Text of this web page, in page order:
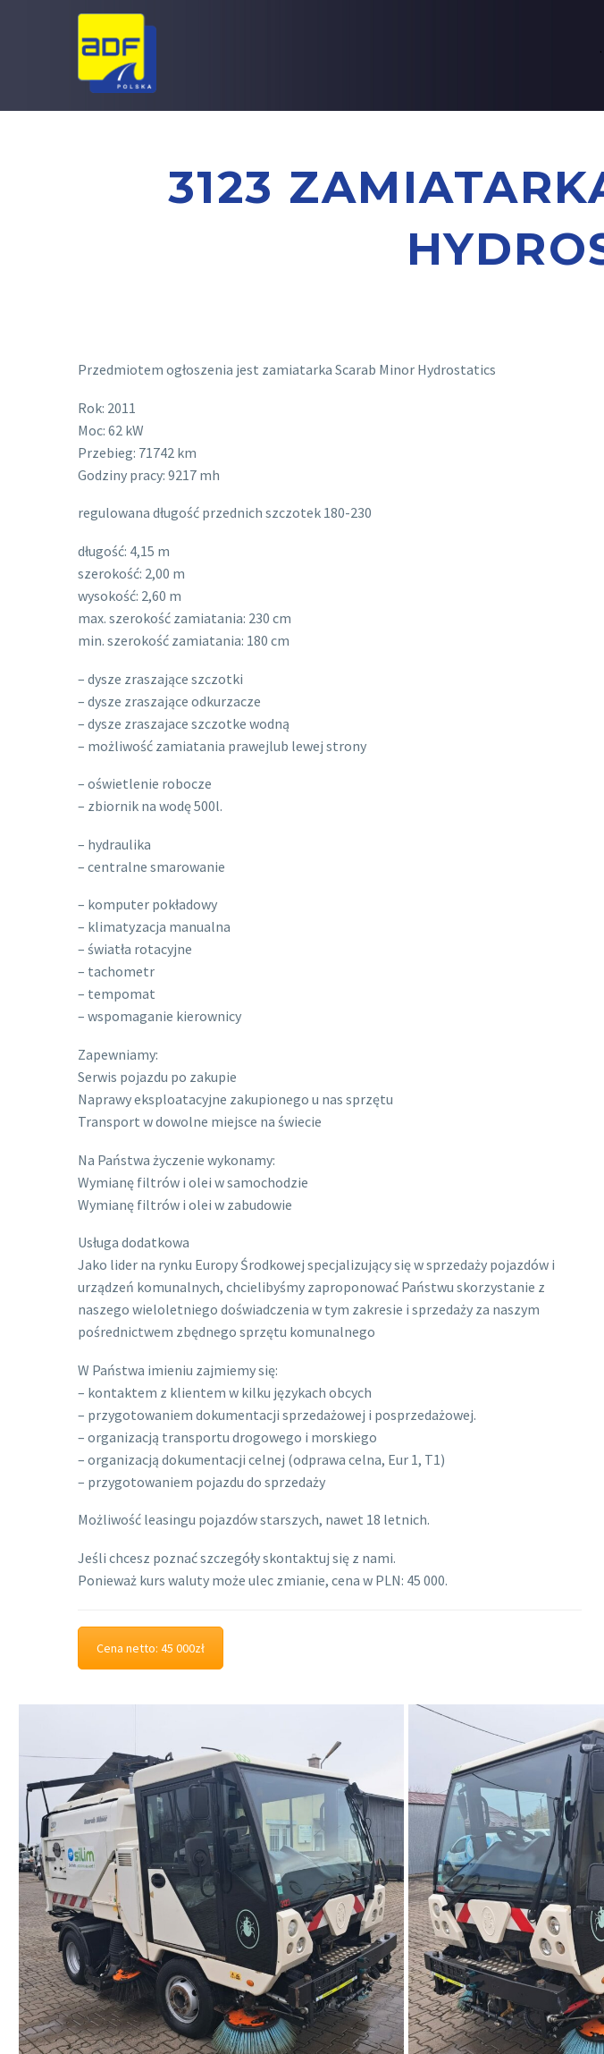
.
3123
Przedmiotem ogłoszenia jest zamiatarka Scarab Minor Hydrostatics
Rok: 2011
Moc: 62 kW
Przebieg: 71742 km
Godziny pracy: 9217 mh
regulowana długość przednich szczotek 180-230
długość: 4,15 m
szerokość: 2,00 m
wysokość: 2,60 m
max. szerokość zamiatania: 230 cm
min. szerokość zamiatania: 180 cm
– dysze zraszające szczotki
– dysze zraszające odkurzacze
– dysze zraszajace szczotke wodną
– możliwość zamiatania prawejlub lewej strony
– oświetlenie robocze
– zbiornik na wodę 500l.
– hydraulika
– centralne smarowanie
– komputer pokładowy
– klimatyzacja manualna
– światła rotacyjne
– tachometr
– tempomat
– wspomaganie kierownicy
Zapewniamy:
Serwis pojazdu po zakupie
Naprawy eksploatacyjne zakupionego u nas sprzętu
Transport w dowolne miejsce na świecie
Na Państwa życzenie wykonamy:
Wymianę filtrów i olei w samochodzie
Wymianę filtrów i olei w zabudowie
Usługa dodatkowa
Jako lider na rynku Europy Środkowej specjalizujący się w sprzedaży pojazdów i
urządzeń komunalnych, chcielibyśmy zaproponować Państwu skorzystanie z
naszego wieloletniego doświadczenia w tym zakresie i sprzedaży za naszym
pośrednictwem zbędnego sprzętu komunalnego
W Państwa imieniu zajmiemy się:
– kontaktem z klientem w kilku językach obcych
– przygotowaniem dokumentacji sprzedażowej i posprzedażowej.
– organizacją transportu drogowego i morskiego
– organizacją dokumentacji celnej (odprawa celna, Eur 1, T1)
– przygotowaniem pojazdu do sprzedaży
Możliwość leasingu pojazdów starszych, nawet 18 letnich.
Jeśli chcesz poznać szczegóły skontaktuj się z nami.
Ponieważ kurs waluty może ulec zmianie, cena w PLN: 45 000.
Cena netto: 45 000zł